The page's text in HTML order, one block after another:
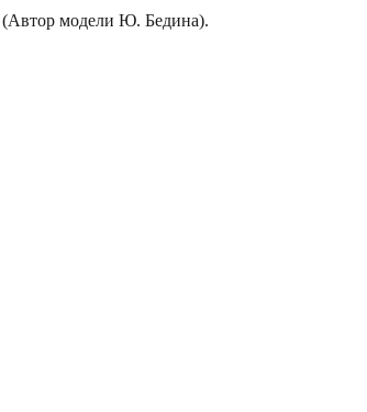
(Автор модели Ю. Бедина).